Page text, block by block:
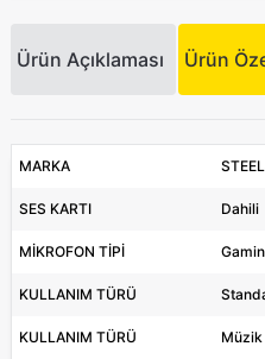
Ürün Açıklaması Ürün
MARKA
SES KARTI Dahili
MİKROFON TİPİ
KULLANIM TÜRÜ
KULLANIM TÜRÜ Müzik